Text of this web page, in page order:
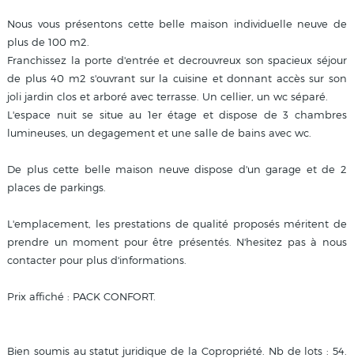
Nous vous présentons cette belle maison individuelle neuve de
plus de 100 m2.
Franchissez la porte d'entrée et decrouvreux son spacieux séjour
de plus 40 m2 s'ouvrant sur la cuisine et donnant accès sur son
joli jardin clos et arboré avec terrasse. Un cellier, un wc séparé.
L'espace nuit se situe au 1er étage et dispose de 3 chambres
lumineuses, un degagement et une salle de bains avec wc.
De plus cette belle maison neuve dispose d'un garage et de 2
places de parkings.
L'emplacement, les prestations de qualité proposés méritent de
prendre un moment pour être présentés. N'hesitez pas à nous
contacter pour plus d'informations.
Prix affiché : PACK CONFORT.
Bien soumis au statut juridique de la Copropriété. Nb de lots : 54.